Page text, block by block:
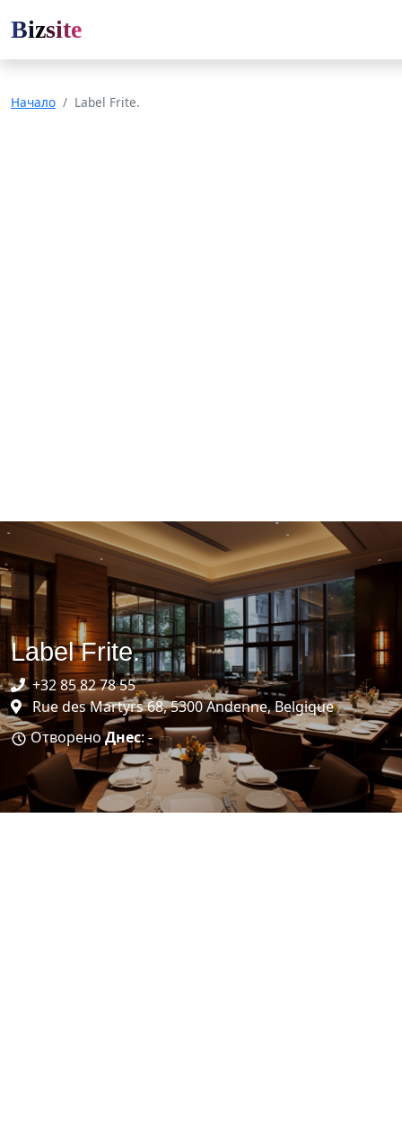
Bizsite
Начало Label Frite.
Label Frite.
+32 85 82 78 55
Rue des Martyrs 68, 5300 Andenne, Belgique
ОтвореноДнес: -